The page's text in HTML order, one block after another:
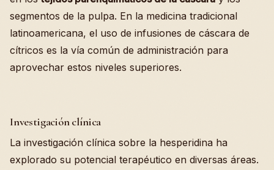
segmentos de la pulpa. En la medicina tradicional
latinoamericana, el uso de infusiones de cáscara de
cítricos es la vía común de administración para
aprovechar estos niveles superiores.
Investigación clínica
La investigación clínica sobre la hesperidina ha
explorado su potencial terapéutico en diversas áreas.